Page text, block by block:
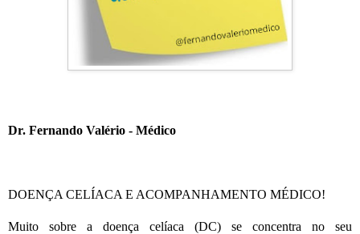
Dr. Fernando Valério - Médico
DOENÇA CELÍACA E ACOMPANHAMENTO MÉDICO!
Muito sobre a doença celíaca (DC) se concentra no seu